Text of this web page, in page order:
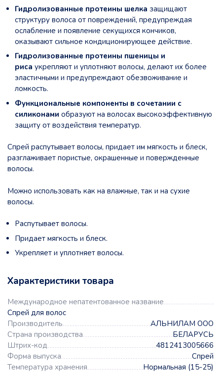
Гидролизованные протеины шелка защищают
структуру волоса от повреждений, предупреждая
ослабление и появление секущихся кончиков,
оказывают сильное кондиционирующее действие.
Гидролизованные протеины пшеницы и
риса укрепляют и уплотняют волосы, делают их более
эластичными и предупреждают обезвоживание и
ломкость.
Функциональные компоненты в сочетании с
силиконами образуют на волосах высокоэффективную
защиту от воздействия температур.
Спрей распутывает волосы, придает им мягкость и блеск,
разглаживает пористые, окрашенные и повержденные
волосы.
Можно использовать как на влажные, так и на сухие
волосы.
Распутывает волосы.
Придает мягкость и блеск.
Укрепляет и уплотняет волосы.
Характеристики товара
Международное непатентованное название
Спрей для волос
Производитель
АЛЬНИЛАМ ООО
Страна производства
БЕЛАРУСЬ
Штрих-код
4812413005666
Форма выпуска
Спрей
Температура хранения
Нормальная (15-25)